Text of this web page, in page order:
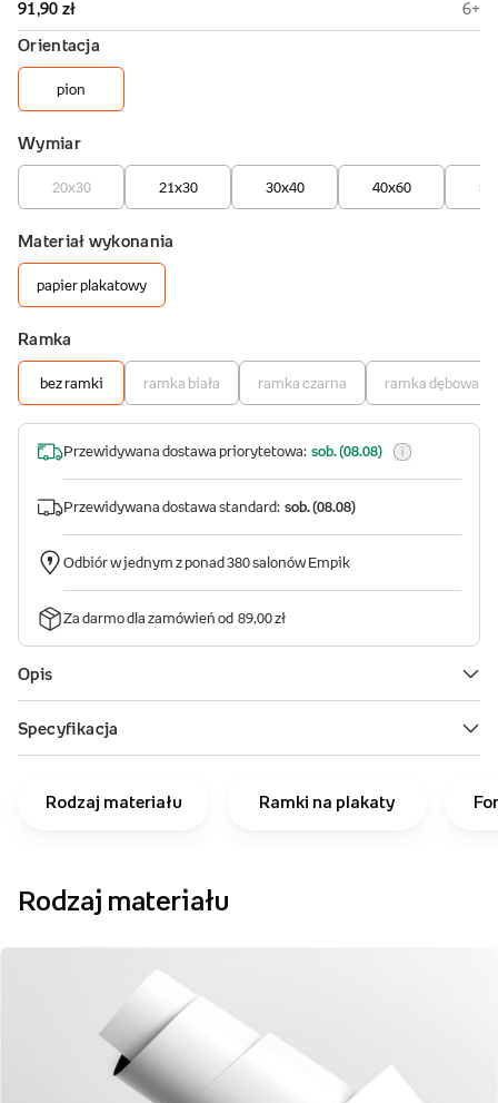
Rodzaj materiału Ramki na plakaty
Rodzaj materiału